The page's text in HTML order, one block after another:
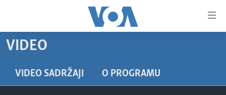
glavni
Pređi
na
VIDEO
VIDEO
VIDEO SADRŽAJI O PROGRAMU